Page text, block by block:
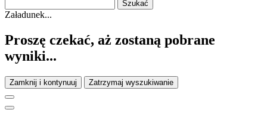
Załadunek...
Proszę czekać, aż zostaną pobrane
wyniki...
Zamknij i kontynuuj Zatrzymaj wyszukiwanie